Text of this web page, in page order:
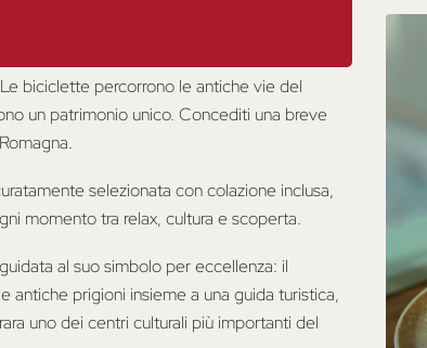
biciclette percorrono le antiche vie del
un patrimonio unico. Concediti una breve
selezionata con colazione inclusa,
momento tra relax, cultura e scoperta.
al suo simbolo per eccellenza: il
antiche prigioni insieme a una guida turistica,
uno dei centri culturali più importanti del